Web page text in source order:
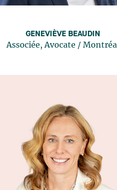
GENEVIÈVE BEAUDIN
Associée, Avocate / Montréal